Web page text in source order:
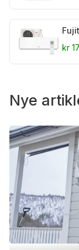
kr
Nye